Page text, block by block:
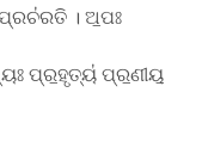
ପ୍ରଚ॑ରତି । ଅ॒ପଃ
ପ୍ର॒ହୃତ୍ୟ॑ ପ୍ର॒ଣୀୟ॒